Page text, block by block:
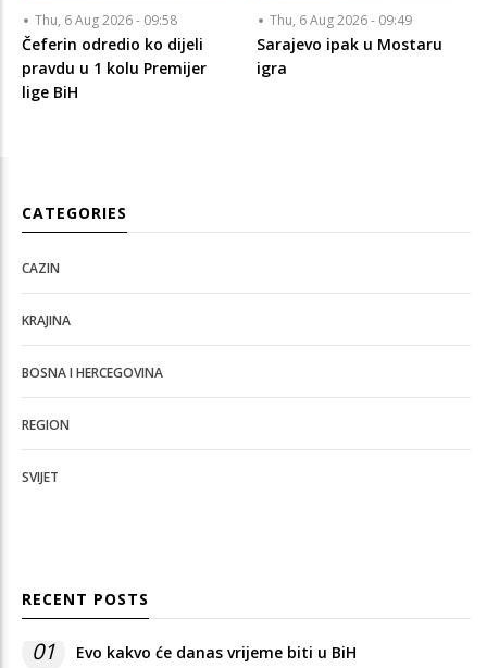
Thu, 6 Aug 2026 - 09:58
Čeferin odredio ko dijeli
pravdu u 1 kolu Premijer
lige BiH
Thu, 6 Aug 2026 - 09:49
Sarajevo ipak u Mostaru
igra
CATEGORIES
CAZIN
KRAJINA
BOSNA I HERCEGOVINA
REGION
SVIJET
RECENT POSTS
01 Evo kakvo će danas vrijeme biti u BiH